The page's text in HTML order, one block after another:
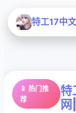
特工17中
📱 热门推
荐
特